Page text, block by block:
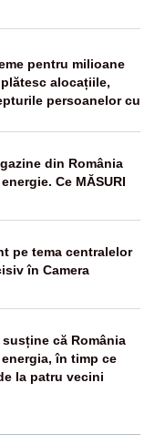
pentru milioane
alocațiile,
persoanelor cu
din România
Ce MĂSURI
pe tema centralelor
în Camera
că România
în timp ce
la patru vecini